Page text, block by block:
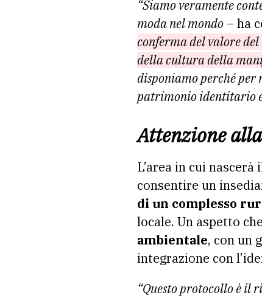
“Siamo veramente
moda nel mondo – ha
conferma del valore
della cultura della
disponiamo perché
patrimonio identitario
Attenzione
L’area in cui
consentire un
di un complesso
locale. Un aspetto
ambientale, con un
integrazione con
“Questo protocollo è il